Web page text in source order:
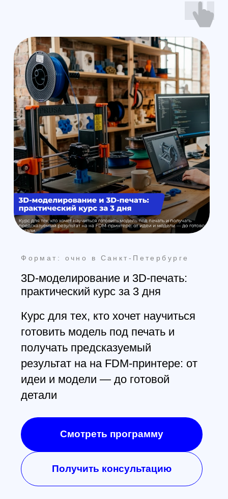
Остались вопросы?
Закажите обратный
звонок
Мы свяжемся с вами в самое
Заказать звонок
+7 (499) 408-47-42
Санкт-Петербург
Москва
All right reserved. ИП Ситников С.Е., 2026
ОГРНИП 1325420500033571
Политика конфиденциальности
Доставка и оплата из интернет-
магазина
Условия возврата товара
+7 (812) 648-47-42